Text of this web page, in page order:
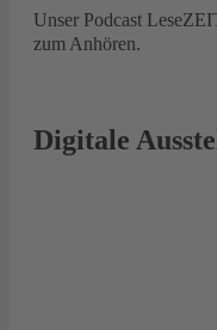
Unser Podcast
zum Anhören.
Digitale